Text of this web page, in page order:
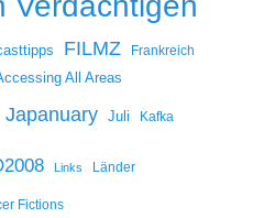
FILMZ
Frankreich
All Areas
Japanuary Juli Kafka
Links Länder
Fictions